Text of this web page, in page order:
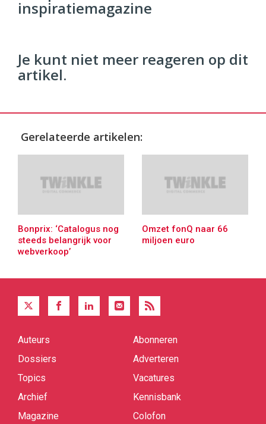
96 54
inspiratiemagazine
Je kunt niet meer reageren op dit
artikel.
Gerelateerde artikelen:
Bonprix: ‘Catalogus nog
steeds belangrijk voor
webverkoop’
Omzet fonQ naar 66
miljoen euro
Quick
Auteurs
Dossiers
Topics
Archief
Magazine
Abonneren
Adverteren
Vacatures
Kennisbank
Colofon